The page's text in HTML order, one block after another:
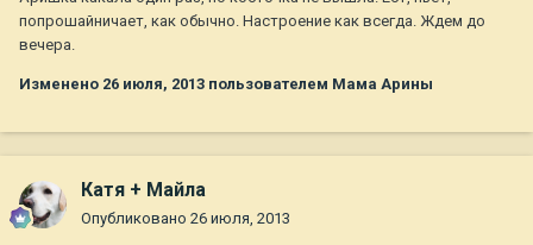
попрошайничает, как обычно. Настроение как всегда. Ждем до
вечера.
Изменено 26 июля, 2013 пользователем Мама Арины
Катя + Майла
Опубликовано 26 июля, 2013